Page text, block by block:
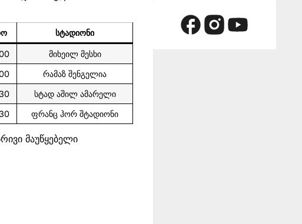
სტადიონი
მიხეილ მესხი
რამაზ შენგელია
სტად აშილ ამარელი
ფრანც ჰორ შტადიონი
მაუწყებელი